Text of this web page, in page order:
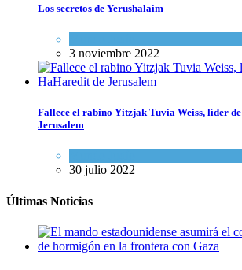
Los secretos de Yerushalaim
3 noviembre 2022
Fallece el rabino Yitzjak Tuvia Weiss, líder
Jerusalem
30 julio 2022
Últimas Noticias